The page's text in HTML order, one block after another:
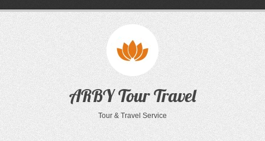
ARBY Tour Travel
Tour & Travel Service